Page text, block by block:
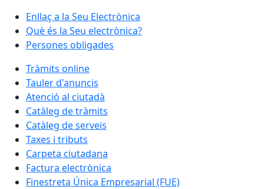
Enllaç a la Seu Electrònica
Què és la Seu electrònica?
Persones obligades
Tràmits online
Tauler d'anuncis
Atenció al ciutadà
Catàleg de tràmits
Catàleg de serveis
Taxes i tributs
Carpeta ciutadana
Factura electrònica
Finestreta Única Empresarial (FUE)